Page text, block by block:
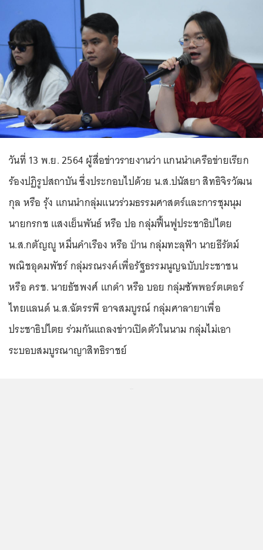
วันที่ 13 พ.ย. 2564 ผู้สื่อข่าวรายงานว่า แกนนำเครือข่ายเรียก
ร้องปฏิรูปสถาบัน ซึ่งประกอบไปด้วย น.ส.ปนัสยา สิทธิจิรวัฒน
กุล หรือ รุ้ง แกนนำกลุ่มแนวร่วมธรรมศาสตร์และการชุมนุม
นายกรกช แสงเย็นพันธ์ หรือ ปอ กลุ่มฟื้นฟูประชาธิปไตย
น.ส.กตัญญู หมื่นคำเรือง หรือ ป่าน กลุ่มทะลุฟ้า นายธีรัตม์
พณิชอุดมพัชร์ กลุ่มรณรงค์เพื่อรัฐธรรมนูญฉบับประชาชน
หรือ ครช. นายธัชพงศ์ แกดำ หรือ บอย กลุ่มซัพพอร์ตเตอร์
ไทยแลนด์ น.ส.ฉัตรรพี อาจสมบูรณ์ กลุ่มศาลายาเพื่อ
ประชาธิปไตย ร่วมกันแถลงข่าวเปิดตัวในนาม กลุ่มไม่เอา
ระบอบสมบูรณาญาสิทธิราชย์